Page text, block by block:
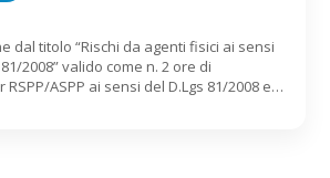
dal titolo “Rischi da agenti fisici ai sensi
2008” valido come n. 2 ore di
ASPP ai sensi del D.Lgs 81/2008 e